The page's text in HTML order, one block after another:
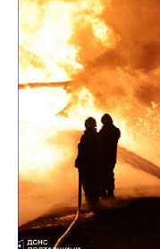
ARCHIV
ROZHOVORY
TÉMATA
NEJČTENĚJŠÍ ZA 7 DNÍ
AUTOŘI
PŘÍSPĚVKY NA PROVOZ